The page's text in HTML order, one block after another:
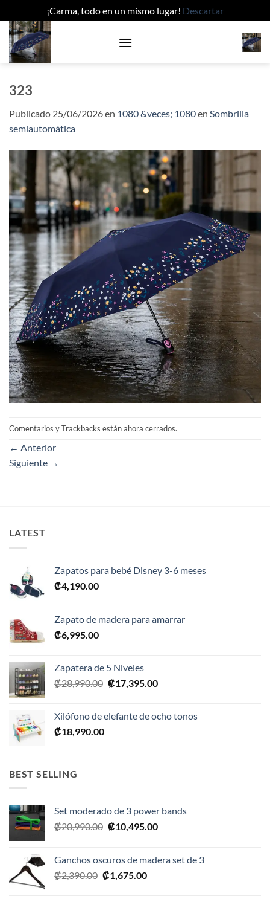
¡Carma, todo en un mismo lugar! Descartar
Saltar
contenido
323
Publicado 25/06/2026en 1080 &veces; 1080en Sombrilla
semiautomática
Comentarios y Trackbacks están ahora cerrados.
← Anterior
Siguiente →
LATEST
Zapatos para bebé Disney 3-6 meses
₡4,190.00
Zapato de madera para amarrar
₡6,995.00
Zapatera de 5 Niveles
₡28,990.00 El
era:
₡17,395.00El
es:
Xilófono de elefante de ocho tonos
₡18,990.00
BEST SELLING
Set moderado de 3 power bands
₡20,990.00 El
era:
₡20,990.00.
₡10,495.00El
es:
Ganchos oscuros de madera set de 3
₡2,390.00 El
₡1,675.00El